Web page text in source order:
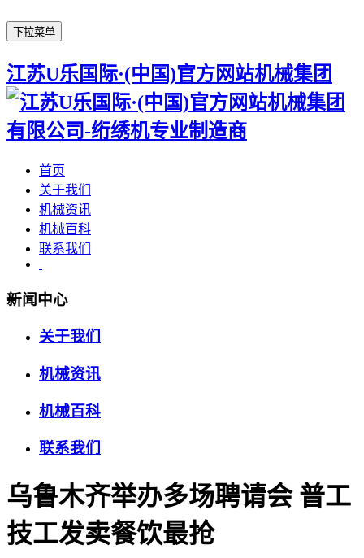
下拉菜单
江苏U乐国际·(中国)官方网站机械集团
首页
关于我们
机械资讯
机械百科
联系我们
新闻中心
关于我们
机械资讯
机械百科
联系我们
乌鲁木齐举办多场聘请会 普工
技工发卖餐饮最抢